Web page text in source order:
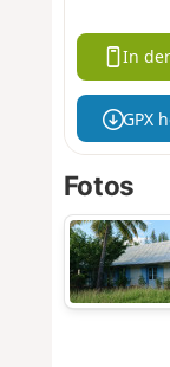
In
GPX
Fotos